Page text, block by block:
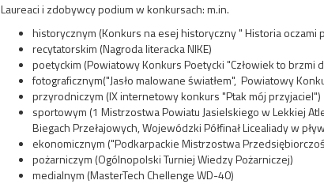
Laureaci i zdobywcy podium w konkursach: m.in.
historycznym (Konkurs na esej historyczny " Historia oczami
recytatorskim (Nagroda literacka NIKE)
poetyckim (Powiatowy Konkurs Poetycki "Człowiek to brzmi
fotograficznym("Jasło malowane światłem", Powiatowy
przyrodniczym (IX internetowy konkurs "Ptak mój przyjaciel")
sportowym (1 Mistrzostwa Powiatu Jasielskiego w Lekkiej
Biegach Przełajowych,Wojewódzki Półfinał Licealiady w
ekonomicznym ("Podkarpackie Mistrzostwa
pożarniczym (Ogólnopolski Turniej Wiedzy Pożarniczej)
medialnym (MasterTech Chellenge WD-40)